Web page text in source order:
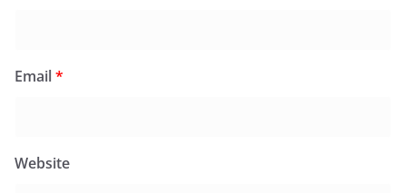
Email*
Website